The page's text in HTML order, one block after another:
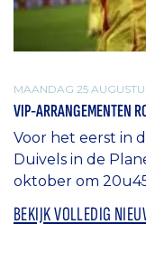
MAANDAG 25
VIP-ARRANGEMENTEN
Voor het eerst in
Duivels in de
oktober om
BEKIJK VOLLEDIG